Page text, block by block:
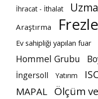
İhracat - İthalat
Araştırma
Ev sahipliği yapılan fuar
Hommel Grubu
İngersoll Yatırım
MAPAL Ölçüm